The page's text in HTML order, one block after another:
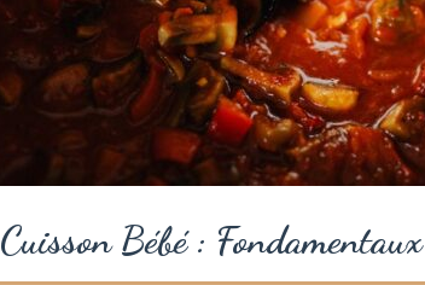
Cuisson Bébé : Fondamentaux